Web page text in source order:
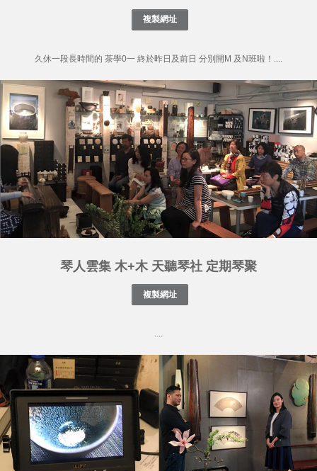
久休一段長時間的 茶學0一 終於昨日及前日 分別開M 及N班啦！....
琴人雲集 木+木 天聽琴社 定期琴聚
....